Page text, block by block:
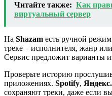
Читайте также: Как
виртуальный сервер
На Shazam есть ручной
треке – исполнителя, жанр
Сервис предложит варианты
Проверьте историю
приложениях. Spotify,
сохраняют треки, даже если